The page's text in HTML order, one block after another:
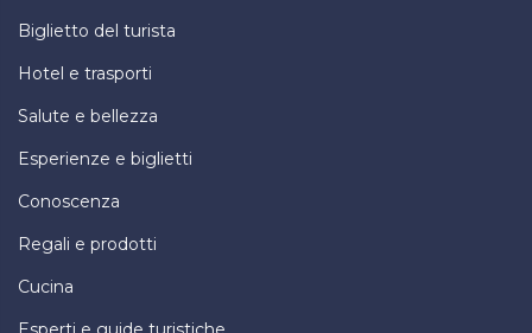
Biglietto del turista
Hotel e trasporti
Salute e bellezza
Esperienze e biglietti
Conoscenza
Regali e prodotti
Cucina